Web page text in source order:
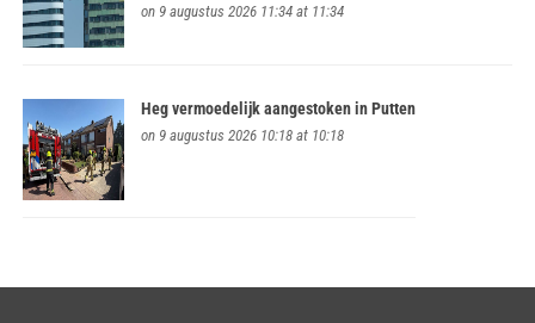
on 9 augustus 2026 11:34 at 11:34
Heg vermoedelijk aangestoken in Putten
on 9 augustus 2026 10:18 at 10:18